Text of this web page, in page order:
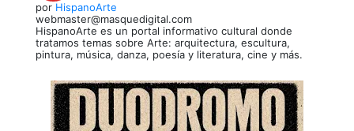
por HispanoArte
webmaster@masquedigital.com
HispanoArte es un portal informativo cultural donde
tratamos temas sobre Arte: arquitectura, escultura,
pintura, música, danza, poesía y literatura, cine y más.